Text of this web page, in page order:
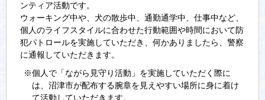
ンティア活動です。
ウォーキング中や、犬の散歩中、通勤通学中、仕事中など、
個人のライフスタイルに合わせた行動範囲や時間において防
犯パトロールを実施していただき、何かありましたら、警察
に通報していただきます。
※個人で「ながら見守り活動」を実施していただく際に
は、沼津市が配布する腕章を見えやすい場所に身に着け
て活動していただきます。